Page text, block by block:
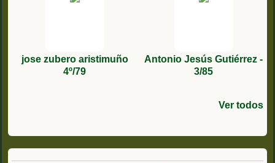
jose zubero aristimuño
4º/79
Antonio Jesús Gutiérrez -
3/85
Ver todos